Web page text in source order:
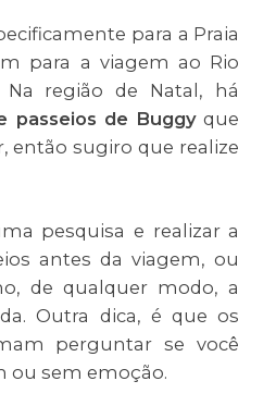
para a Praia
para a viagem ao Rio
Na região de Natal, há
passeios de Buggy que
então sugiro que realize
pesquisa e realizar a
antes da viagem, ou
de qualquer modo, a
Outra dica, é que os
perguntar se você
ou sem emoção.